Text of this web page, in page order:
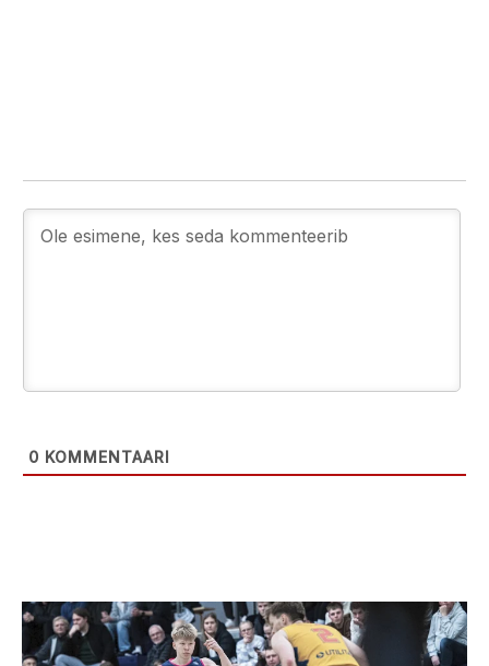
0 KOMMENTAARI